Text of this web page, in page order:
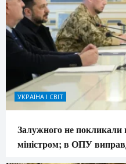
УКРАЇНА І СВІТ
Залужного не покликали
міністром; в ОПУ